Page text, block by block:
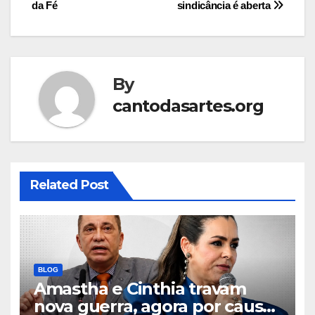
sindicância é aberta
da Fé
By
cantodasartes.org
Related Post
BLOG
Amastha e Cinthia travam
nova guerra, agora por causa